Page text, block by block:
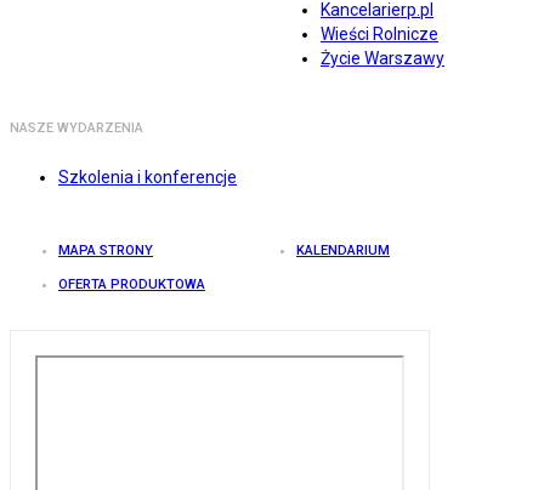
Kancelarierp.pl
Wieści Rolnicze
Życie Warszawy
NASZE WYDARZENIA
Szkolenia i konferencje
MAPA STRONY KALENDARIUM
OFERTA PRODUKTOWA